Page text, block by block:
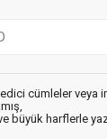
cümleler veya
büyük harflerle